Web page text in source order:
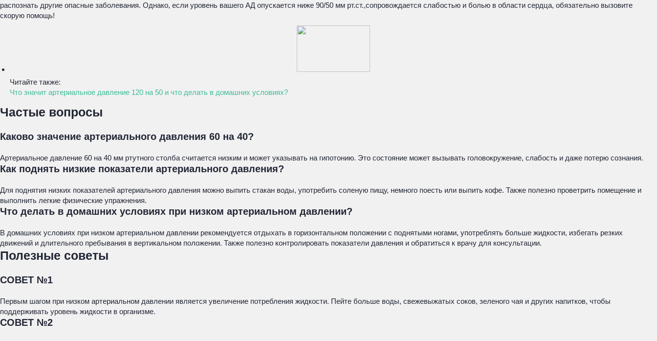
распознать другие опасные заболевания. Однако, если уровень вашего АД опускается ниже 90/50 мм рт.ст.,сопровождается слабостью и болью в области сердца, обязательно вызовите
скорую помощь!
Читайте также:
Что значит артериальное давление 120 на 50 и что делать в домашних условиях?
Частые вопросы
Каково значение артериального давления 60 на 40?
Артериальное давление 60 на 40 мм ртутного столба считается низким и может указывать на гипотонию. Это состояние может вызывать головокружение, слабость и даже потерю сознания.
Как поднять низкие показатели артериального давления?
Для поднятия низких показателей артериального давления можно выпить стакан воды, употребить соленую пищу, немного поесть или выпить кофе. Также полезно проветрить помещение и
выполнить легкие физические упражнения.
Что делать в домашних условиях при низком артериальном давлении?
В домашних условиях при низком артериальном давлении рекомендуется отдыхать в горизонтальном положении с поднятыми ногами, употреблять больше жидкости, избегать резких
движений и длительного пребывания в вертикальном положении. Также полезно контролировать показатели давления и обратиться к врачу для консультации.
Полезные советы
СОВЕТ №1
Первым шагом при низком артериальном давлении является увеличение потребления жидкости. Пейте больше воды, свежевыжатых соков, зеленого чая и других напитков, чтобы
поддерживать уровень жидкости в организме.
СОВЕТ №2